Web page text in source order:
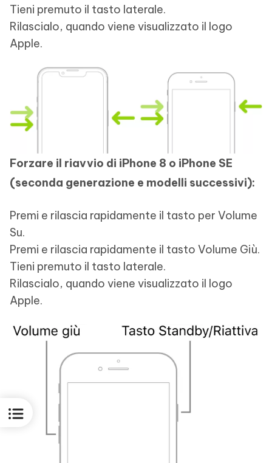
Tieni premuto il tasto laterale.
Rilascialo, quando viene visualizzato il logo
Apple.
Forzare il riavvio di iPhone 8 o iPhone SE
(seconda generazione e modelli successivi):
Premi e rilascia rapidamente il tasto per Volume
Su.
Premi e rilascia rapidamente il tasto Volume Giù.
Tieni premuto il tasto laterale.
Rilascialo, quando viene visualizzato il logo
Apple.